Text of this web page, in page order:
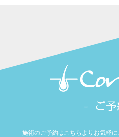
施術のご予約はこちらよりお気軽に